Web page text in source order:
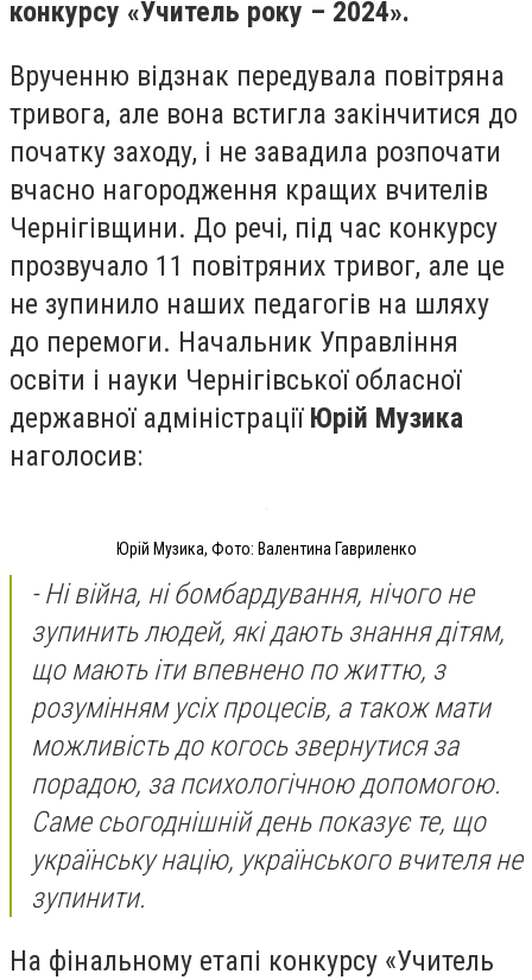
конкурсу «Учитель року – 2024».
Врученню відзнак передувала повітряна
тривога, але вона встигла закінчитися до
початку заходу, і не завадила розпочати
вчасно нагородження кращих вчителів
Чернігівщини. До речі, під час конкурсу
прозвучало 11 повітряних тривог, але це
не зупинило наших педагогів на шляху
до перемоги. Начальник Управління
освіти і науки Чернігівської обласної
державної адміністрації Юрій Музика
наголосив:
Юрій Музика, Фото: Валентина Гавриленко
-Ні війна, ні бомбардування, нічого не
зупинить людей, які дають знання дітям,
що мають іти впевнено по життю, з
розумінням усіх процесів, а також мати
можливість до когось звернутися за
порадою, за психологічною допомогою.
Саме сьогоднішній день показує те, що
українську націю, українського вчителя не
зупинити.
На фінальному етапі конкурсу «Учитель